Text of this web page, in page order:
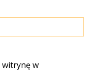
witrynę w